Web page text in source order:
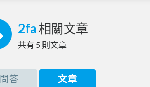
2fa 相關文章
共有 5 則文章
問答 文章